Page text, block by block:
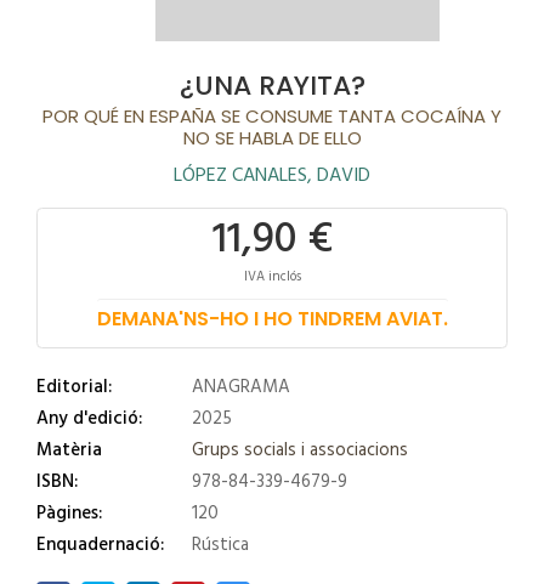
¿UNA RAYITA?
POR QUÉ EN ESPAÑA SE CONSUME TANTA COCAÍNA Y
NO SE HABLA DE ELLO
LÓPEZ CANALES, DAVID
11,90 €
IVA inclós
DEMANA'NS-HO I HO TINDREM AVIAT.
Editorial:
ANAGRAMA
Any d'edició:
2025
Matèria
Grups socials i associacions
ISBN:
978-84-339-4679-9
Pàgines:
120
Enquadernació:
Rústica